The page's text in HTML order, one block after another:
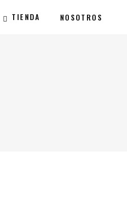
TIENDA NOSOTROS